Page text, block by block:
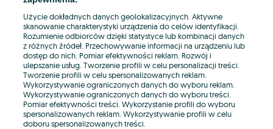
E-mail
Hasło
Użycie dokładnych danych geolokalizacyjnych. Aktywne
skanowanie charakterystyki urządzenia do celów identyfikacji.
Rozumienie odbiorców dzięki statystyce lub kombinacji danych
z różnych źródeł. Przechowywanie informacji na urządzeniu lub
dostęp do nich. Pomiar efektywności reklam. Rozwój i
ulepszanie usług. Tworzenie profili w celu personalizacji treści.
Tworzenie profili w celu spersonalizowanych reklam.
Wykorzystywanie ograniczonych danych do wyboru reklam.
Wykorzystywanie ograniczonych danych do wyboru treści.
Pomiar efektywności treści. Wykorzystanie profili do wyboru
spersonalizowanych reklam. Wykorzystywanie profili w celu
doboru spersonalizowanych treści.